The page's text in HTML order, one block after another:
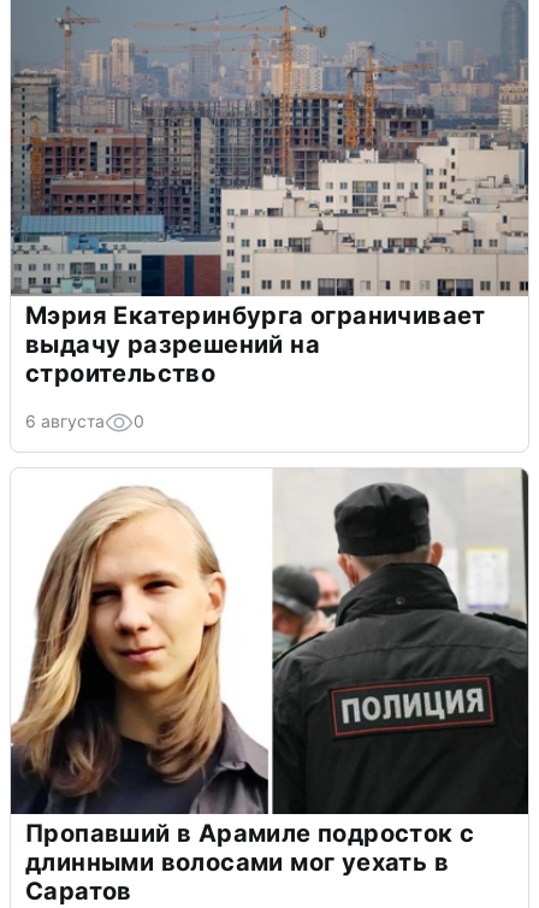
Мэрия Екатеринбурга ограничивает
выдачу разрешений на
строительство
6 августа 0
Пропавший в Арамиле подросток с
длинными волосами мог уехать в
Саратов